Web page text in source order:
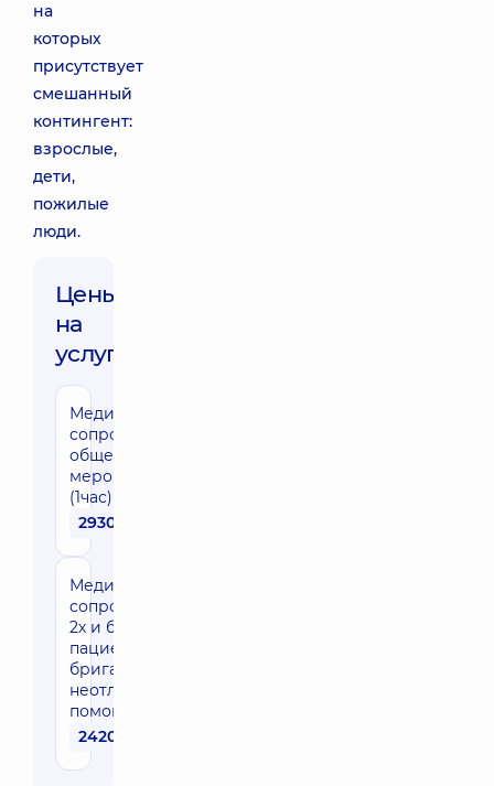
на
которых
присутствует
смешанный
контингент:
взрослые,
дети,
пожилые
люди.
Цены
на
услуги:
Медицинское
сопровождение
общественных
мероприятий
(1час)
2930 грн
Медицинское
сопровождение
2х и более
пациентов
бригадой
неотложной
помощи (1 час)
2420 грн